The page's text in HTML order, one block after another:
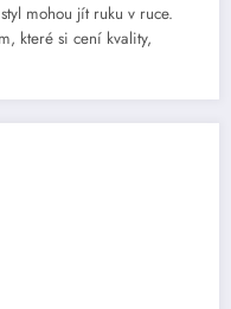
mohou jít ruku v ruce.
které si cení kvality,